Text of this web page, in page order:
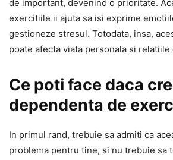
de important, devenind o prioritate.
exercitiile ii ajuta sa isi exprime
gestioneze stresul. Totodata, insa,
poate afecta viata personala si relatiile
Ce poti face daca
dependenta de
In primul rand, trebuie sa admiti ca
problema pentru tine, si nu trebuie sa